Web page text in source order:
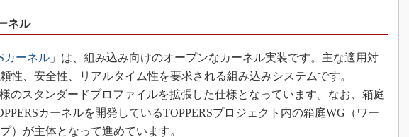
グローバル設計・開発
制御セキュリティ
新型コロナへの対応
ネル
カーネル 」は、組み込み向けのオープンなカーネル実装です。主な適用対
性、安全性、リアルタイム性を要求される組み込みシステムです。
のスタンダードプロファイルを拡張した仕様となっています。なお、箱庭
カーネルを開発しているTOPPERSプロジェクト内の箱庭WG（ワー
）が主体となって進めています。